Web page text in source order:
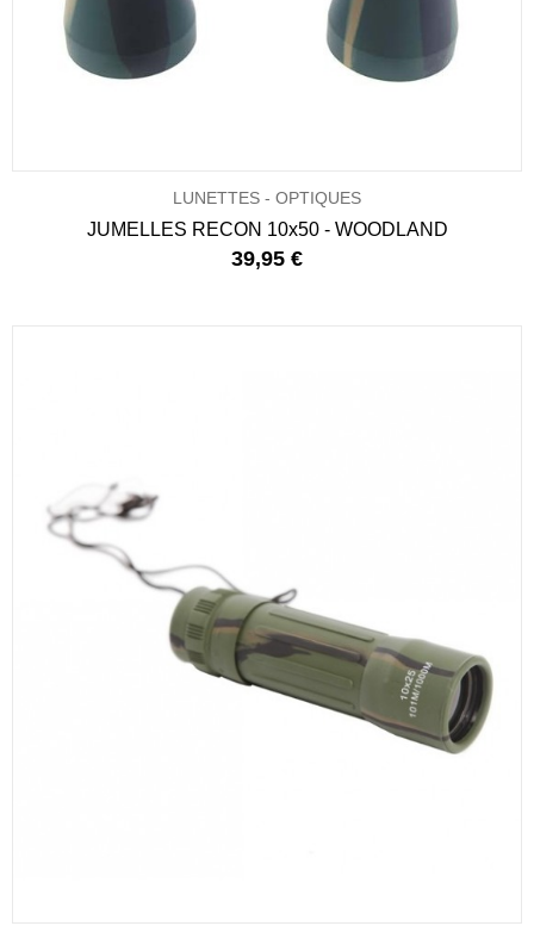
LUNETTES - OPTIQUES
JUMELLES RECON 10x50 - WOODLAND
39,95 €